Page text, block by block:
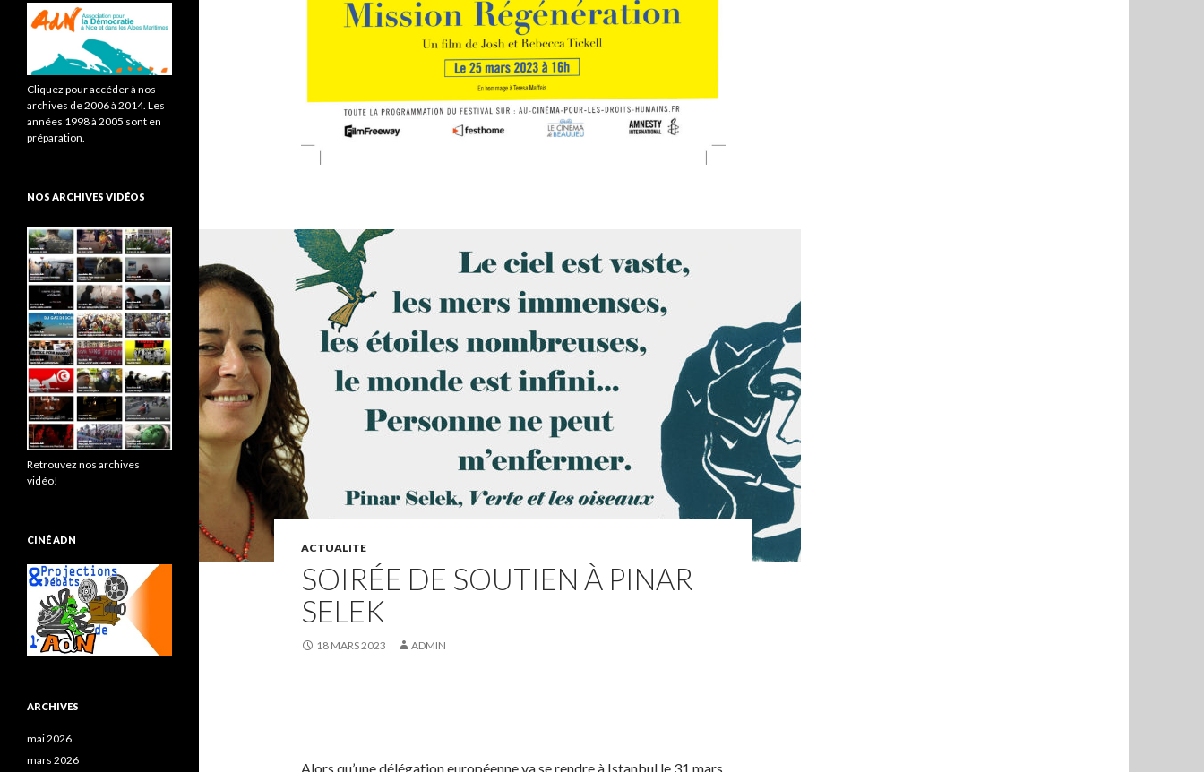
ACTUALITE
SOIRÉE DE SOUTIEN À PINAR
SELEK
18 MARS 2023 ADMIN
Alors qu’une délégation européenne va se rendre à Istanbul le 31 mars
Cliquez pour accéder à nos
archives de 2006 à 2014. Les
années 1998 à 2005 sont en
préparation.
NOS ARCHIVES VIDÉOS
Retrouvez nos archives
vidéo!
CINÉ ADN
ARCHIVES
mai 2026
mars 2026